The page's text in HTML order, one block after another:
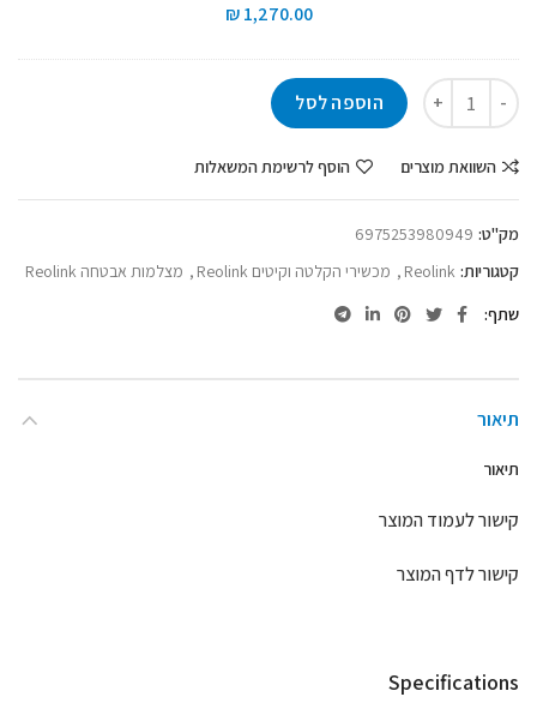
₪1,270.00
הוספה לסל
השוואת מוצרים הוסף לרשימת המשאלות
מק"ט: 6975253980949
קטגוריות: Reolink
, מכשירי הקלטה וקיטים Reolink , מצלמות אבטחה Reolink
שתף
תיאור
תיאור
קישור לעמוד המוצר
קישור לדף המוצר
Specifications